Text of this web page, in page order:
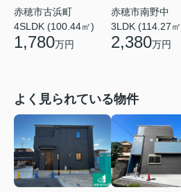
赤穂市古浜町
4SLDK (100.44㎡)
1,780万円
赤穂市南野中
3LDK (114.27
2,380万円
よく見られている物件